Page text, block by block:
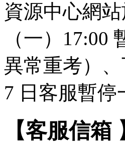
資源中心網
（一）
異常重考）
7 日客服暫停
【客服信箱